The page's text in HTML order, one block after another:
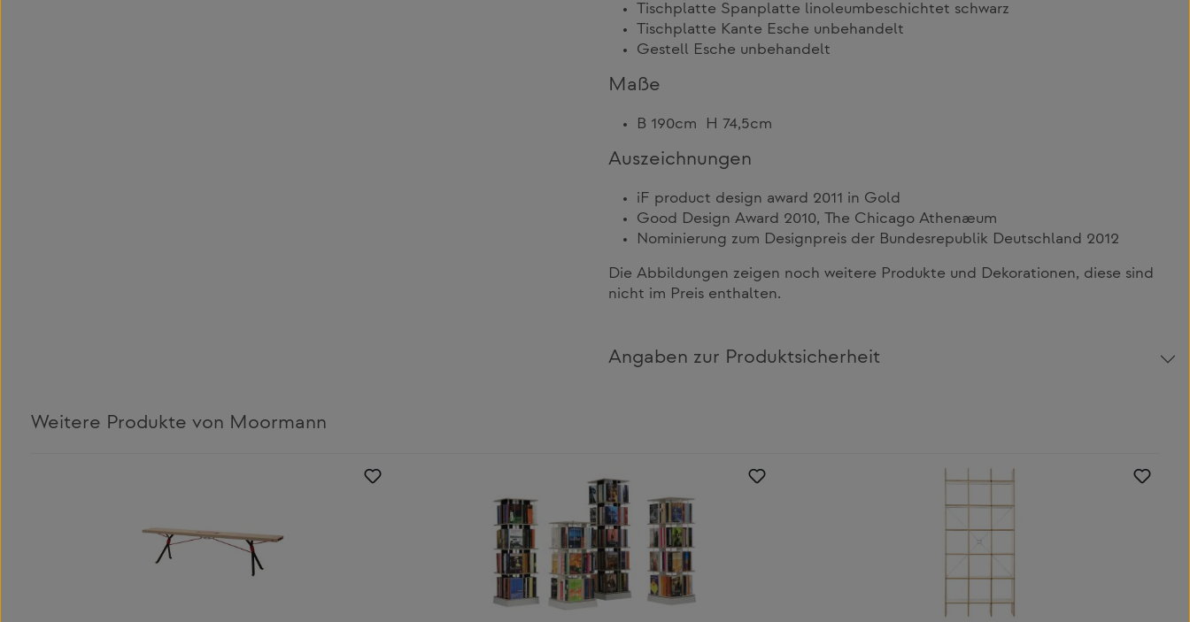
Tischplatte Spanplatte linoleumbeschichtet schwarz
Tischplatte Kante Esche unbehandelt
Gestell Esche unbehandelt
Maße
B 190cm H 74,5cm
Auszeichnungen
iF product design award 2011 in Gold
Good Design Award 2010, The Chicago Athenæum
Nominierung zum Designpreis der Bundesrepublik Deutschland 2012
Die Abbildungen zeigen noch weitere Produkte und Dekorationen, diese sind
nicht im Preis enthalten.
Angaben zur Produktsicherheit
Weitere Produkte von Moormann